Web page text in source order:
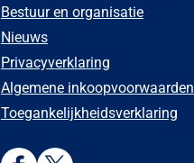
Bestuur en organisatie
Nieuws
Privacyverklaring
Algemene inkoopvoorwaarden
Toegankelijkheidsverklaring